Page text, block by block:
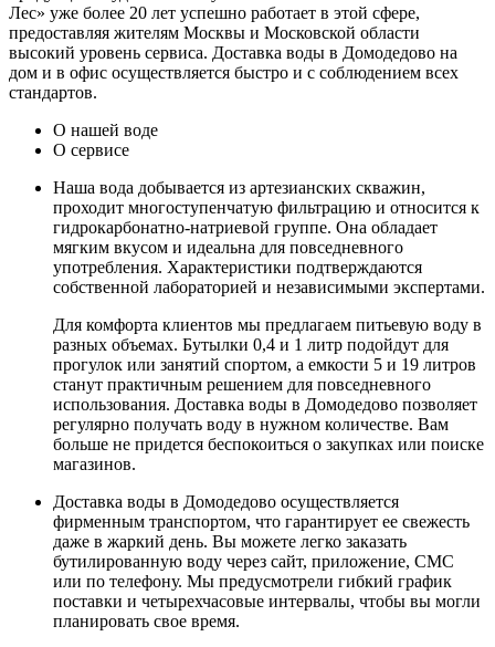
Лес» уже более 20 лет успешно работает в этой сфере,
предоставляя жителям Москвы и Московской области
высокий уровень сервиса. Доставка воды в Домодедово на
дом и в офис осуществляется быстро и с соблюдением всех
стандартов.
О нашей воде
О сервисе
Наша вода добывается из артезианских скважин,
проходит многоступенчатую фильтрацию и относится к
гидрокарбонатно-натриевой группе. Она обладает
мягким вкусом и идеальна для повседневного
употребления. Характеристики подтверждаются
собственной лабораторией и независимыми экспертами.
Для комфорта клиентов мы предлагаем питьевую воду в
разных объемах. Бутылки 0,4 и 1 литр подойдут для
прогулок или занятий спортом, а емкости 5 и 19 литров
станут практичным решением для повседневного
использования. Доставка воды в Домодедово позволяет
регулярно получать воду в нужном количестве. Вам
больше не придется беспокоиться о закупках или поиске
магазинов.
Доставка воды в Домодедово осуществляется
фирменным транспортом, что гарантирует ее свежесть
даже в жаркий день. Вы можете легко заказать
бутилированную воду через сайт, приложение, СМС
или по телефону. Мы предусмотрели гибкий график
поставки и четырехчасовые интервалы, чтобы вы могли
планировать свое время.